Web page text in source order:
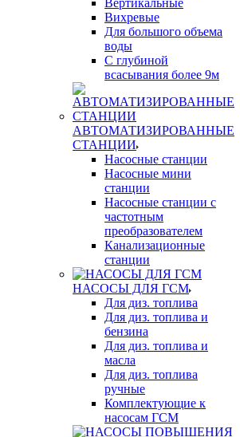
Вертикальные
Вихревые
Для большого объема
воды
С глубиной
всасывания более 9м
АВТОМАТИЗИРОВАННЫЕ
СТАНЦИИ
Насосные станции
Насосные мини
станции
Насосные станции с
частотным
преобразователем
Канализационные
станции
НАСОСЫ ДЛЯ ГСМ
Для диз. топлива
Для диз. топлива и
бензина
Для диз. топлива и
масла
Для диз. топлива
ручные
Комплектующие к
насосам ГСМ